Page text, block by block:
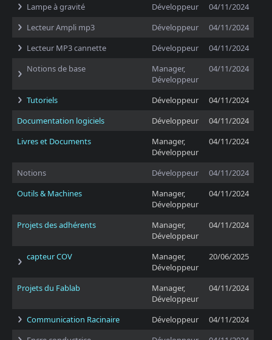
Lampe à gravité
Développeur
04/11/2024
Lecteur Ampli mp3
Développeur
04/11/2024
Lecteur MP3 cannette
Développeur
04/11/2024
Notions de base
Manager,
Développeur
04/11/2024
Tutoriels Développeur
04/11/2024
Documentation logiciels
Développeur
04/11/2024
Livres et Documents
Manager,
Développeur
04/11/2024
Notions Développeur
04/11/2024
Outils & Machines
Manager,
Développeur
04/11/2024
Projets des adhérents
Manager,
Développeur
04/11/2024
capteur COV
Manager,
Développeur
20/06/2025
Projets du Fablab
Manager,
Développeur
04/11/2024
Communication Racinaire Développeur
04/11/2024